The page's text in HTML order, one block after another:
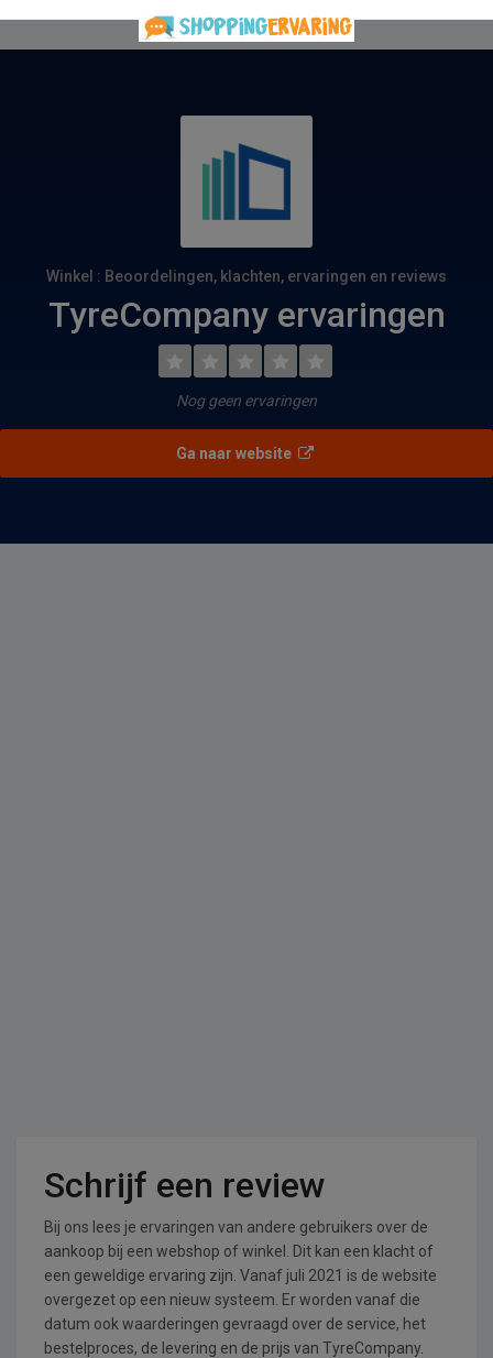
Winkel : Beoordelingen, klachten, ervaringen en reviews
TyreCompany ervaringen
Nog geen ervaringen
Ga naar website
Schrijf een review
Bij ons lees je ervaringen van andere gebruikers over de
aankoop bij een webshop of winkel. Dit kan een klacht of
een geweldige ervaring zijn. Vanaf juli 2021 is de website
overgezet op een nieuw systeem. Er worden vanaf die
datum ook waarderingen gevraagd over de service, het
bestelproces, de levering en de prijs van TyreCompany.